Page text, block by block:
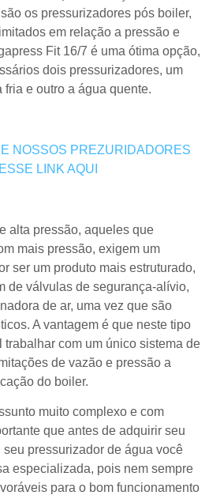
os pressurizadores pós boiler,
em relação a pressão e
Fit 16/7 é uma ótima opção,
dois pressurizadores, um
fria e outro a água quente.
NOSSOS PREZURIDADORES
LINK AQUI
alta pressão, aqueles que
mais pressão, exigem um
ser um produto mais estruturado,
de válvulas de segurança-alívio,
de ar, uma vez que são
A vantagem é que neste tipo
trabalhar com um único sistema de
de vazão e pressão a
do boiler.
muito complexo e com
que antes de adquirir seu
pressurizador de água você
especializada, pois nem sempre
para o bom funcionamento